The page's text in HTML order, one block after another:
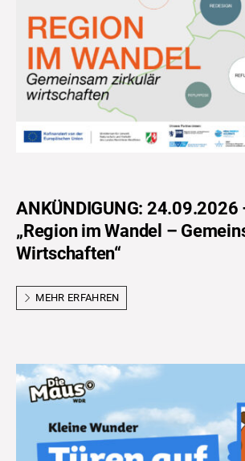
ANKÜNDIGUNG: 24.09.2026
„Region im Wandel –
Wirtschaften“
MEHR ERFAHREN